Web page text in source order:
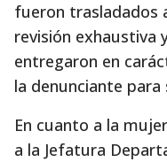
fueron trasladados
revisión exhaustiva
entregaron en
la denunciante
En cuanto a la
a la Jefatura